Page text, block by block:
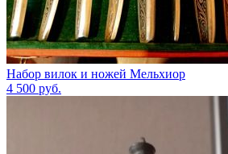
Набор вилок и ножей Мельхиор
4 500 руб.